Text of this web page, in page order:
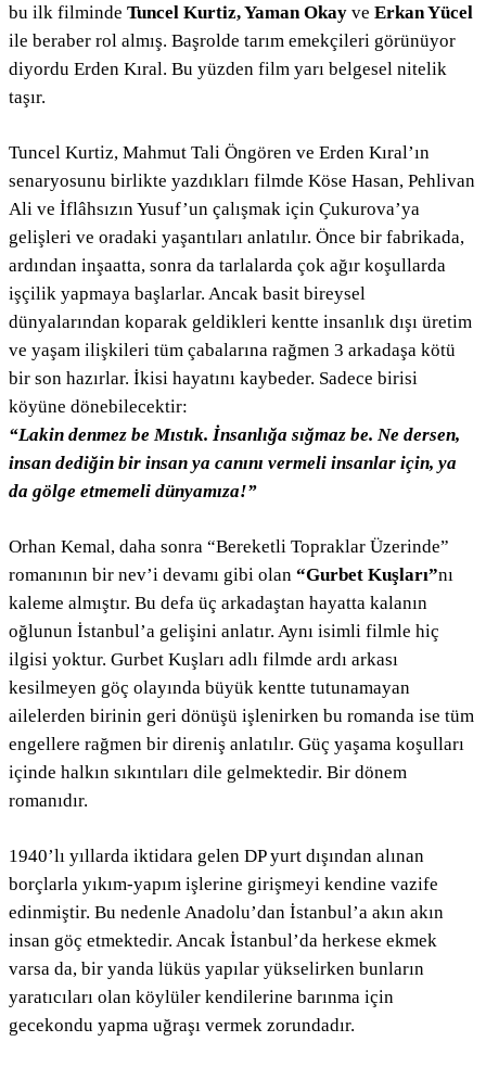
bu ilk filminde Tuncel Kurtiz, Yaman Okay ve Erkan Yücel
ile beraber rol almış. Başrolde tarım emekçileri görünüyor
diyordu Erden Kıral. Bu yüzden film yarı belgesel nitelik
taşır.
Tuncel Kurtiz, Mahmut Tali Öngören ve Erden Kıral’ın
senaryosunu birlikte yazdıkları filmde Köse Hasan, Pehlivan
Ali ve İflâhsızın Yusuf’un çalışmak için Çukurova’ya
gelişleri ve oradaki yaşantıları anlatılır. Önce bir fabrikada,
ardından inşaatta, sonra da tarlalarda çok ağır koşullarda
işçilik yapmaya başlarlar. Ancak basit bireysel
dünyalarından koparak geldikleri kentte insanlık dışı üretim
ve yaşam ilişkileri tüm çabalarına rağmen 3 arkadaşa kötü
bir son hazırlar. İkisi hayatını kaybeder. Sadece birisi
köyüne dönebilecektir:
“Lakin denmez be Mıstık. İnsanlığa sığmaz be. Ne dersen,
insan dediğin bir insan ya canını vermeli insanlar için, ya
da gölge etmemeli dünyamıza!”
Orhan Kemal, daha sonra “Bereketli Topraklar Üzerinde”
romanının bir nev’i devamı gibi olan “Gurbet Kuşları”nı
kaleme almıştır. Bu defa üç arkadaştan hayatta kalanın
oğlunun İstanbul’a gelişini anlatır. Aynı isimli filmle hiç
ilgisi yoktur. Gurbet Kuşları adlı filmde ardı arkası
kesilmeyen göç olayında büyük kentte tutunamayan
ailelerden birinin geri dönüşü işlenirken bu romanda ise tüm
engellere rağmen bir direniş anlatılır. Güç yaşama koşulları
içinde halkın sıkıntıları dile gelmektedir. Bir dönem
romanıdır.
1940’lı yıllarda iktidara gelen DP yurt dışından alınan
borçlarla yıkım-yapım işlerine girişmeyi kendine vazife
edinmiştir. Bu nedenle Anadolu’dan İstanbul’a akın akın
insan göç etmektedir. Ancak İstanbul’da herkese ekmek
varsa da, bir yanda lüküs yapılar yükselirken bunların
yaratıcıları olan köylüler kendilerine barınma için
gecekondu yapma uğraşı vermek zorundadır.